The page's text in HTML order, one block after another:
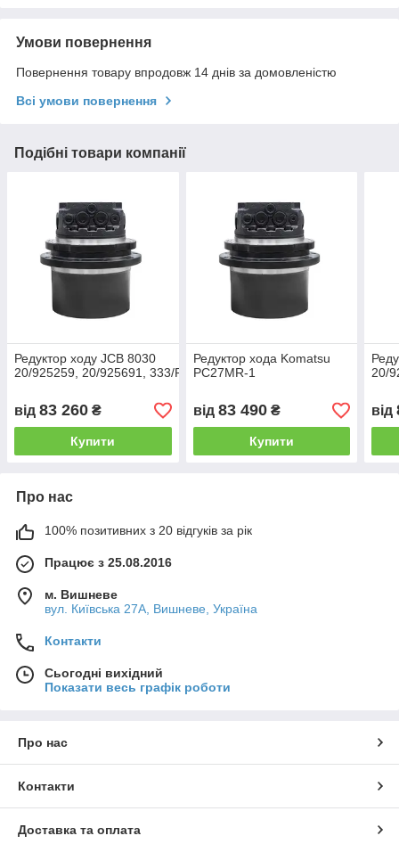
Умови повернення
Повернення товару впродовж 14 днів за домовленістю
Всі умови повернення
Подібні товари компанії
Редуктор ходу JCB 8030
20/925259, 20/925691, 333/P8809
від 83 260 ₴
Купити
Редуктор хода Komatsu
PC27MR-1
від 83 490₴
Купити
20/
від
Про нас
100% позитивних з 20 відгуків за рік
Працює з 25.08.2016
м. Вишневе
вул. Київська 27А, Вишневе, Україна
Контакти
Сьогодні вихідний
Показати весь графік роботи
Про нас
Контакти
Доставка та оплата